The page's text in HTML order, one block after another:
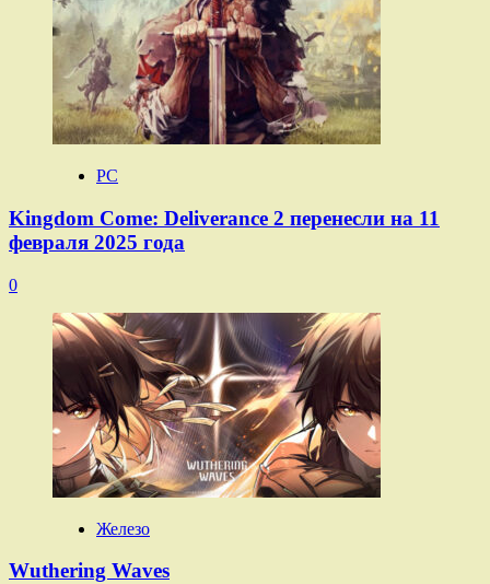
PC
Kingdom Come: Deliverance 2 перенесли на 11
февраля 2025 года
0
Железо
Wuthering Waves